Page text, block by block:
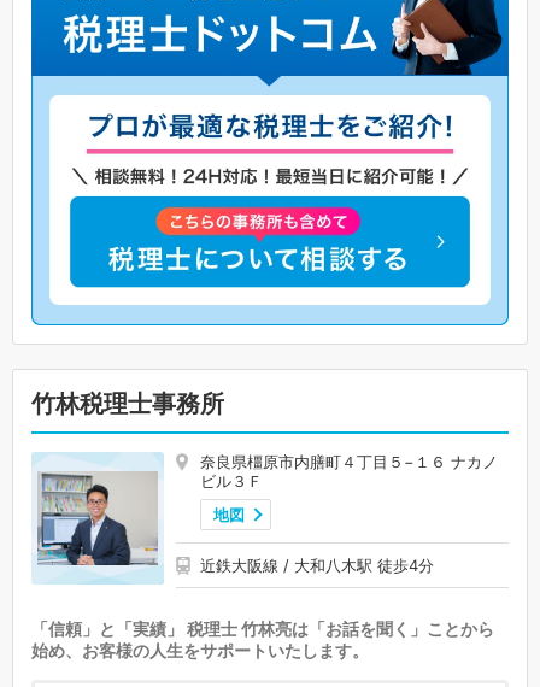
竹林税理士事務所
奈良県橿原市内膳町４丁目５−１６ ナカノ
ビル３Ｆ
地図
近鉄大阪線 / 大和八木駅 徒歩4分
「信頼」と「実績」 税理士 竹林亮は「お話を聞く」ことから
始め、お客様の人生をサポートいたします。